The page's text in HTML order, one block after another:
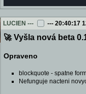
LUCIEN --- --- 20:40:17
🚀 Vyšla nová beta
Opraveno
blockquote - spatne
Nefunguje nacteni